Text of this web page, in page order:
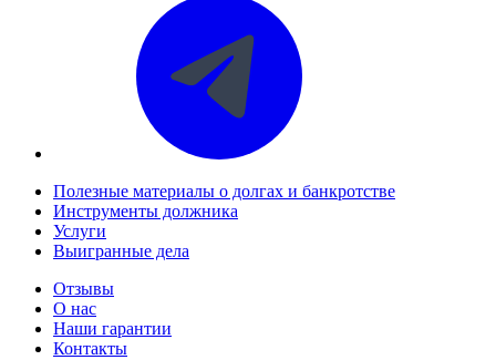
Полезные материалы о долгах и банкротстве
Инструменты должника
Услуги
Выигранные дела
Отзывы
О нас
Наши гарантии
Контакты